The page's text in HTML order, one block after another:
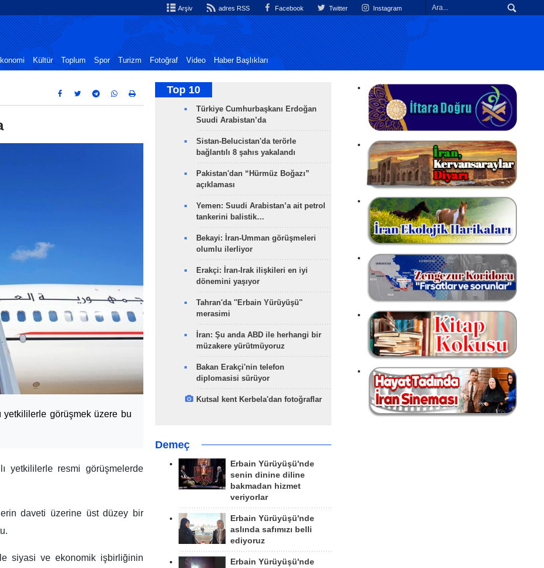
Arşiv adres RSS Facebook Twitter Instagram
Kültür Toplum Spor Turizm Fotoğraf Video Haber Başlıkları
yetkililerle görüşmek üzere bu
yetkililerle resmi görüşmelerde
daveti üzerine üst düzey bir
siyasi ve ekonomik işbirliğinin
Top 10
Türkiye Cumhurbaşkanı Erdoğan
Suudi Arabistan’da
Sistan-Belucistan'da terörle
bağlantılı 8 şahıs yakalandı
Pakistan'dan “Hürmüz Boğazı”
açıklaması
Yemen: Suudi Arabistan’a ait petrol
tankerini balistik…
Bekayi: İran-Umman görüşmeleri
olumlu ilerliyor
Erakçi: İran-Irak ilişkileri en iyi
dönemini yaşıyor
Tahran'da ''Erbain Yürüyüşü''
merasimi
İran: Şu anda ABD ile herhangi bir
müzakere yürütmüyoruz
Bakan Erakçi'nin telefon
diplomasisi sürüyor
Kutsal kent Kerbela'dan fotoğraflar
Demeç
Erbain Yürüyüşü'nde
senin dinine diline
bakmadan hizmet
veriyorlar
Erbain Yürüyüşü'nde
aslında safımızı belli
ediyoruz
Erbain Yürüyüşü'nde